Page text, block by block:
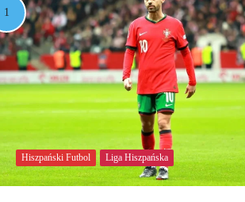
Hiszpański Futbol Liga Hiszpańska